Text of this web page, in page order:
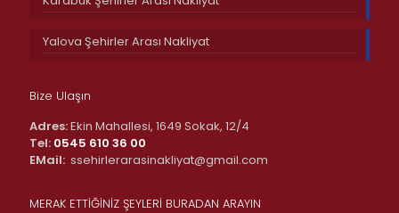
Yalova Şehirler Arası Nakliyat
Bize Ulaşın
Adres:Ekin Mahallesi, 1649 Sokak, 12/4
Tel: 0545 610 36 00
EMail: ssehirlerarasinakliyat@gmail.com
MERAK ETTİĞİNİZ ŞEYLERİ BURADAN ARAYIN